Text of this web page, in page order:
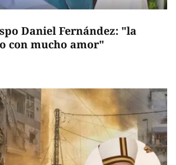
Daniel Fernández: "la
con mucho amor"